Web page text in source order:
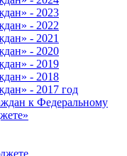
- 2023
- 2022
- 2021
- 2020
- 2019
- 2018
- 2017 год
к Федеральному